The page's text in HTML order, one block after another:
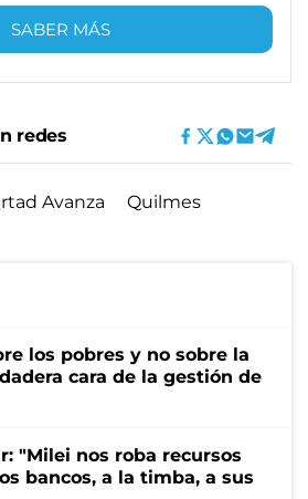
SABER MÁS
redes
Avanza Quilmes
los pobres y no sobre la
cara de la gestión de
"Milei nos roba recursos
bancos, a la timba, a sus